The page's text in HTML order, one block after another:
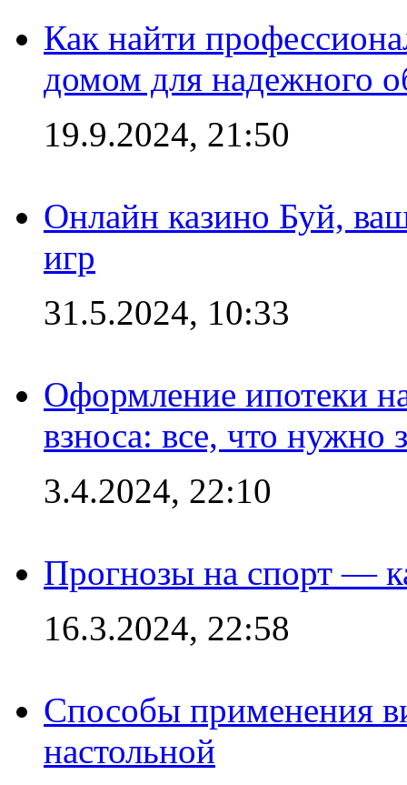
Как найти
домом для надежного
19.9.2024, 21:50
Онлайн казино Буй,
игр
31.5.2024, 10:33
Оформление ипотеки
взноса: все, что нужно
3.4.2024, 22:10
Прогнозы на спорт —
16.3.2024, 22:58
Способы применения
настольной